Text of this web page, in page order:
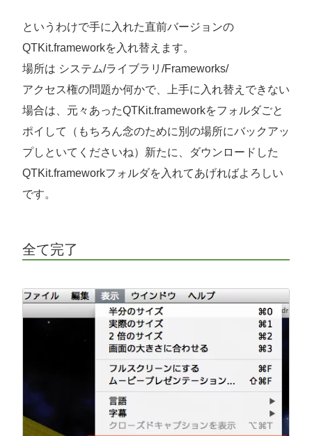
というわけで手に入れた直前バージョンの
QTKit.frameworkを入れ替えます。
場所は システム/ライブラリ/Frameworks/
アクセス権の問題か何かで、上手に入れ替えできない
場合は、元々あったQTKit.frameworkをフォルダごと
ポイして（もちろん念のために別の場所にバックアッ
プしといてくださいね）新たに、ダウンロードした
QTKit.frameworkフォルダを入れてあげればよろしい
です。
全て完了